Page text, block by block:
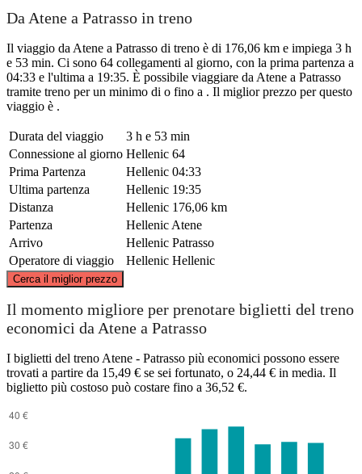
Da Atene a Patrasso in treno
Il viaggio da Atene a Patrasso di treno è di 176,06 km e impiega 3 h
e 53 min. Ci sono 64 collegamenti al giorno, con la prima partenza a
04:33 e l'ultima a 19:35. È possibile viaggiare da Atene a Patrasso
tramite treno per un minimo di o fino a . Il miglior prezzo per questo
viaggio è .
Durata del viaggio
3 h e 53 min
Connessione al giorno Hellenic 64
Prima Partenza
Hellenic 04:33
Ultima partenza
Hellenic 19:35
Distanza
Hellenic 176,06 km
Partenza
Hellenic Atene
Arrivo
Hellenic Patrasso
Operatore di viaggio
Hellenic Hellenic
Cerca il miglior prezzo
Patras
©CARTO
Il momento migliore per prenotare biglietti del treno
economici da Atene a Patrasso
I biglietti del treno Atene - Patrasso più economici possono essere
trovati a partire da 15,49 € se sei fortunato, o 24,44 € in media. Il
biglietto più costoso può costare fino a 36,52 €.